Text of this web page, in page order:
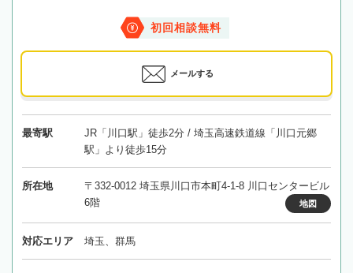
初回相談無料
メールする
最寄駅
JR「川口駅」徒歩2分 / 埼玉高速鉄道線「川口元郷
駅」より徒歩15分
所在地
〒332-0012 埼玉県川口市本町4-1-8 川口センタービル
6階
地図
対応エリア 埼玉、群馬